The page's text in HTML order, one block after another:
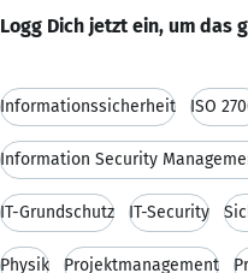
Logg Dich jetzt ein, um das
Informationssicherheit ISO
Information Security
IT-Grundschutz IT-Security
Physik Projektmanagement